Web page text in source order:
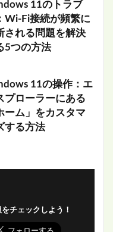
11のトラブ
Wi-Fi接続が頻繁に
される問題を解決
5つの方法
11の操作：エ
プローラーにある
ーム」をカスタマ
する方法
チェックしよう！